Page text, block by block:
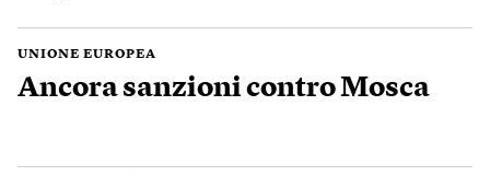
UNIONE EUROPEA
Ancora sanzioni contro Mosca